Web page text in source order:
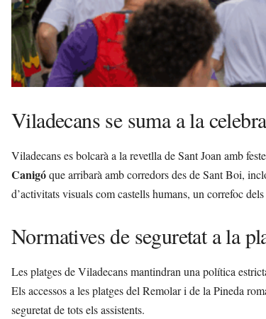
Viladecans se suma a la
Viladecans es bolcarà a la revetlla de Sant Joan amb
Canigóque arribarà amb corredors des de Sant Boi,
d’activitats visuals com castells humans, un correfoc
Normatives de seguretat a la
Les platges de Viladecans mantindran una política
Els accessos a les platges del Remolar i de la Pineda
seguretat de tots els assistents.